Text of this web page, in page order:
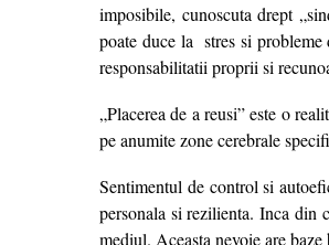
imposibile, cunoscuta drept
poate duce la stres si probleme
responsabilitatii proprii si
„Placerea de a reusi” este o
pe anumite zone cerebrale
Sentimentul de control si
personala si rezilienta. Inca din
mediul. Aceasta nevoie are